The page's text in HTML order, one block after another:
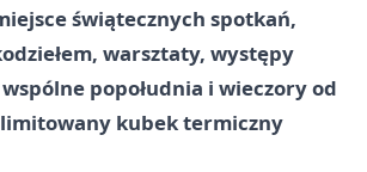
świątecznych spotkań,
warsztaty, występy
popołudnia i wieczory od
kubek termiczny